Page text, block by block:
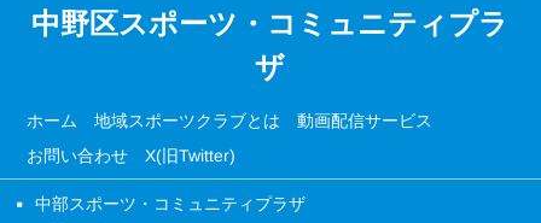
中野区スポーツ・コミュニティプラ
ザ
ホーム 地域スポーツクラブとは 動画配信サービス
お問い合わせ X(旧Twitter)
中部スポーツ・コミュニティプラザ